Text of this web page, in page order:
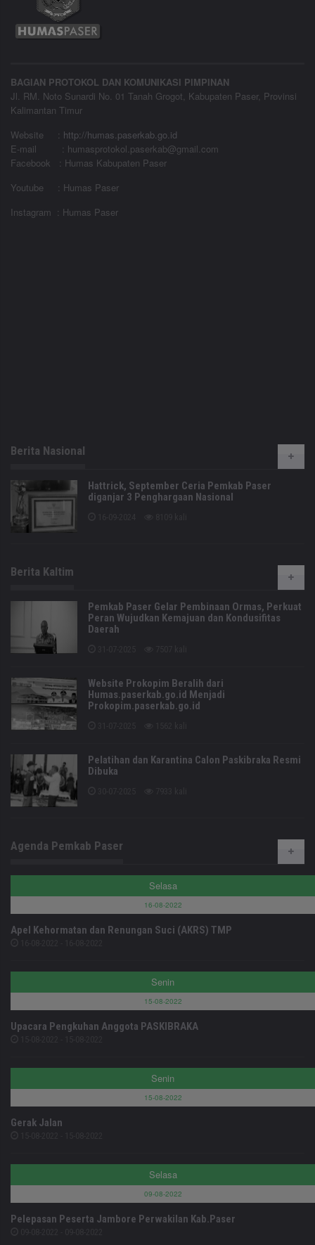
BAGIAN PROTOKOL DAN KOMUNIKASI PIMPINAN
Jl. RM. Noto Sunardi No. 01 Tanah Grogot, Kabupaten Paser, Provinsi
Kalimantan Timur
Website
: http://humas.paserkab.go.id
E-mail : humasprotokol.paserkab@gmail.com
Facebook : Humas Kabupaten Paser
Youtube : Humas Paser
Instagram : Humas Paser
Berita Nasional
Hattrick, September Ceria Pemkab Paser
diganjar 3 Penghargaan Nasional
Berita Kaltim
Pemkab Paser Gelar Pembinaan Ormas, Perkuat
Peran Wujudkan Kemajuan dan Kondusifitas
Daerah
Website Prokopim Beralih dari
Humas.paserkab.go.id Menjadi
Prokopim.paserkab.go.id
Pelatihan dan Karantina Calon Paskibraka Resmi
Dibuka
Agenda Pemkab Paser
Selasa
16-08-2022
Apel Kehormatan dan Renungan Suci (AKRS) TMP
Senin
15-08-2022
Upacara Pengkuhan Anggota PASKIBRAKA
Senin
15-08-2022
Gerak Jalan
Selasa
09-08-2022
Pelepasan Peserta Jambore Perwakilan Kab.Paser